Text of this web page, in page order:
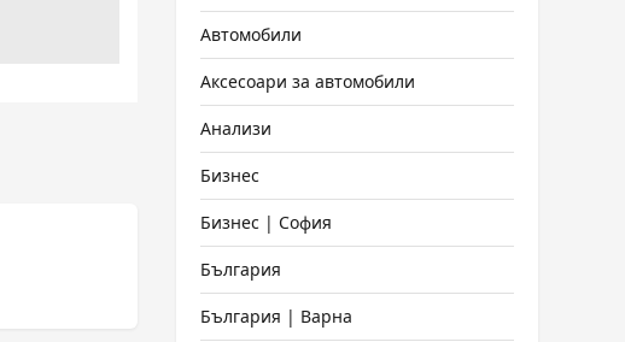
Автомобили
Аксесоари за автомобили
Анализи
Бизнес
Бизнес | София
България
България | Варна